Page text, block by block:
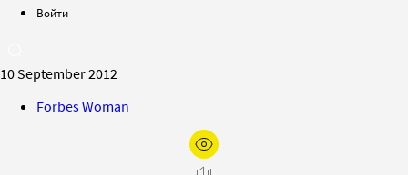
Войти
10 September 2012
Forbes Woman